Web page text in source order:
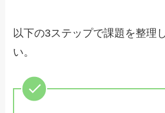
以下の3ステップで課題を整理
い。